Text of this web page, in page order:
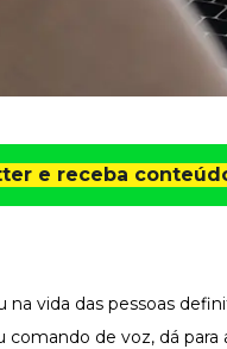
e receba
vida das pessoas
de voz, dá